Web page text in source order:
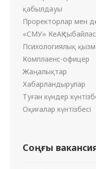
қабылдауы
Проректорлар мен
«СМУ» КеАҚ
Психологиялық
Комплаенс-офицер
Жаңалықтар
Хабарландырулар
Туған күндер
Оқиғалар күнтізбесі
Соңғы